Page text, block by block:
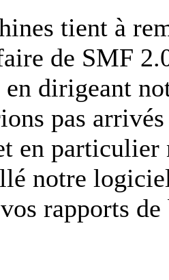
tient à
de SMF
dirigeant
pas
en
notre
rapports